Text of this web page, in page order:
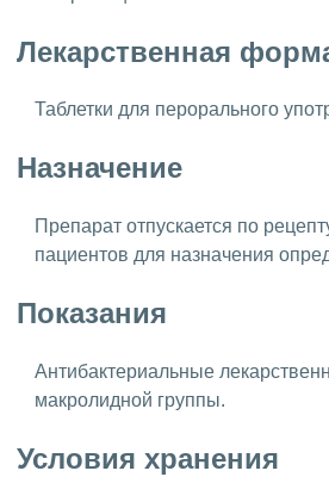
Лекарственная
Таблетки для перорального
Назначение
Препарат отпускается по
пациентов для назначения
Показания
Антибактериальные
макролидной группы.
Условия хранения